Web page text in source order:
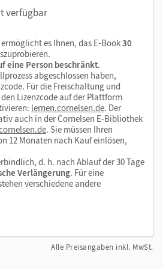
für die vertiefende Arbeit mit den
Hörtexte, die alphabetische
der unregelmäßigen Verben und
einen Code zur Freischaltung des
Übungen auf
Bearbeitungswerkzeuge,
und Notizen, die
verfügbar
es Ihnen, das E-Book30
eine Person beschränkt.
abgeschlossen haben,
Für die Freischaltung und
Lizenzcode auf der Plattform
lernen.cornelsen.de. Der
auch in der Cornelsen E-Bibliothek
. Sie müssen Ihren
12 Monaten nach Kauf einlösen,
d. h. nach Ablauf der 30 Tage
Verlängerung. Für eine
verschiedene andere
Alle Preisangaben inkl. MwSt.